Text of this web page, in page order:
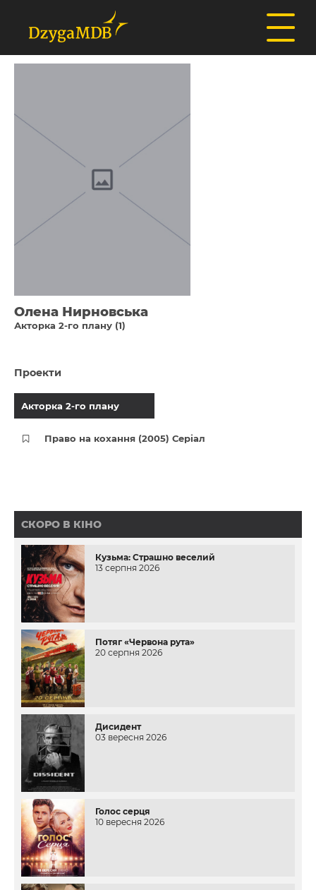
Олена Нирновська
Акторка 2-го плану (1)
Проекти
Акторка 2-го плану
Право на кохання (2005) Серіал
СКОРО В КІНО
Кузьма: Страшно веселий
13 серпня 2026
Потяг «Червона рута»
20 серпня 2026
Дисидент
03 вересня 2026
Голос серця
10 вересня 2026